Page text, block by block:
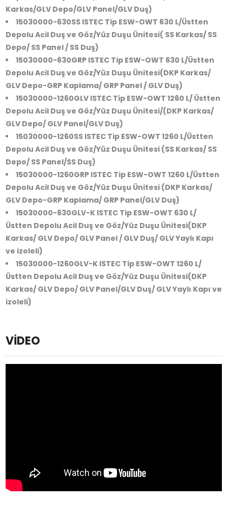
Karkas/GLV Depo/GLV Panel/GLV Duş)
15030000-630SS ISTEC Tip ESW-OWT 630 L/Üstten
Depolu Acil Duş ve Göz/Yüz Duşu Ünitesi( SS Karkas/ SS
Depo/ SS Panel / SS Duş)
15030000-630GRP ISTEC Tip ESW-OWT 630 L/Üstten
Depolu Acil Duş ve Göz/Yüz Duşu Ünitesi(DKP Karkas/
GLV Depo-GRP Kaplama/ GRP Panel / GLV Duş)
15030000-1260GLV ISTEC Tip ESW-OWT 1260 L/ Üstten
Depolu Acil Duş ve Göz/Yüz Duşu Ünitesi/(DKP Karkas/
GLV Depo/ GLV Panel/GLV Duş)
15030000-1260SS ISTEC Tip ESW-OWT 1260 L/Üstten
Depolu Acil Duş ve Göz/Yüz Duşu Ünitesi (SS Karkas/ SS
Depo/ SS Panel/SS Duş)
15030000-1260GRP ISTEC Tip ESW-OWT 1260 L/Üstten
Depolu Acil Duş ve Göz/Yüz Duşu Ünitesi (DKP Karkas/
GLV Depo-GRP Kaplama/ GRP Panel/GLV Duş)
15030000-630GLV-K ISTEC Tip ESW-OWT 630 L/
Üstten Depolu Acil Duş ve Göz/Yüz Duşu Ünitesi(DKP
Karkas/ GLV Depo/ GLV Panel / GLV Duş/ GLV Yaylı Kapı
ve izoleli)
15030000-1260GLV-K ISTEC Tip ESW-OWT 1260 L/
Üstten Depolu Acil Duş ve Göz/Yüz Duşu Ünitesi(DKP
Karkas/ GLV Depo/ GLV Panel/GLV Duş/ GLV Yaylı Kapı ve
izoleli)
VİDEO